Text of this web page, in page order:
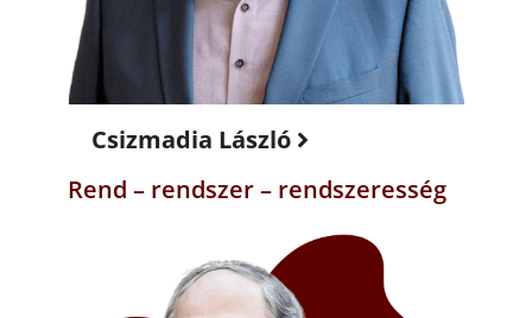
Csizmadia László
Rend – rendszer – rendszeresség